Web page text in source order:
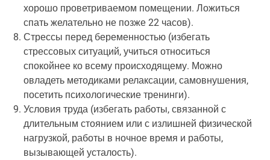
хорошо проветриваемом помещении. Ложиться
спать желательно не позже 22 часов).
Стрессы перед беременностью (избегать
стрессовых ситуаций, учиться относиться
спокойнее ко всему происходящему. Можно
овладеть методиками релаксации, самовнушения,
посетить психологические тренинги).
Условия труда (избегать работы, связанной с
длительным стоянием или с излишней физической
нагрузкой, работы в ночное время и работы,
вызывающей усталость).